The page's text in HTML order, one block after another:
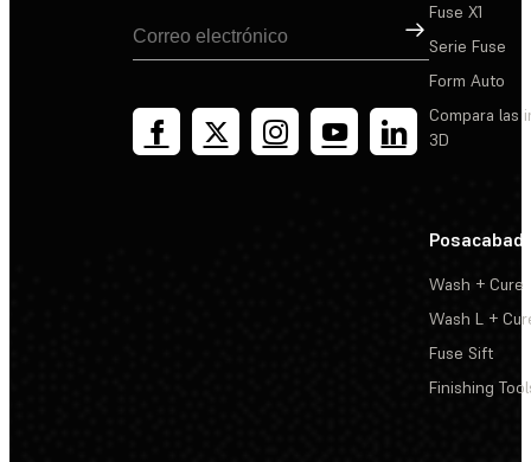
Suscribirse
Fuse X1
Serie Fuse
Form Auto
Compara las
3D
Wash + Cure
Wash L +
Fuse Sift
Finishing